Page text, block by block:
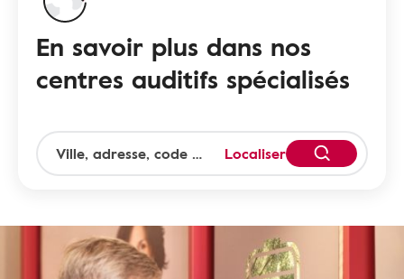
En savoir plus dans nos
centres auditifs spécialisés
Localiser